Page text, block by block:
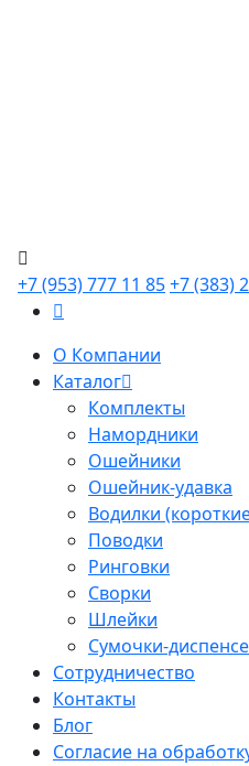
+7 (953) 777 11 85+7 (383)
О Компании
Каталог
Комплекты
Намордники
Ошейники
Ошейник-удавка
Водилки
Поводки
Ринговки
Сворки
Шлейки
Сумочки-
Сотрудничество
Контакты
Блог
Согласие на